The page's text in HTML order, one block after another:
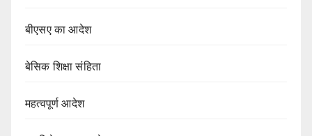
बीएसए का आदेश
बेसिक शिक्षा संहिता
महत्वपूर्ण आदेश